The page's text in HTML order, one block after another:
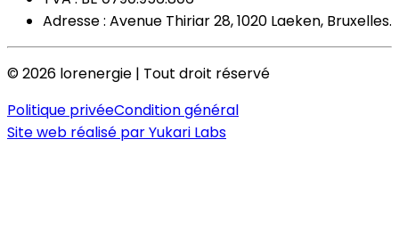
Adresse : Avenue Thiriar 28, 1020 Laeken, Bruxelles.
©2026 lorenergie | Tout droit réservé
Politique privéeCondition général
Site web réalisé parYukari Labs